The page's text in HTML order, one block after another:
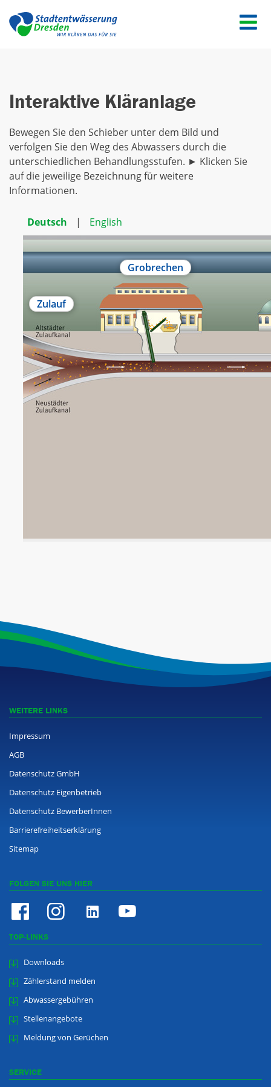
Interaktive Kläranlage
Bewegen Sie den Schieber unter dem Bild und
verfolgen Sie den Weg des Abwassers durch die
unterschiedlichen Behandlungs­stufen. ► Klicken Sie
auf die jeweilige Bezeichnung für weitere
Informationen.
Deutsch | English
WEITERE LINKS
Impressum
AGB
Datenschutz GmbH
Datenschutz Eigenbetrieb
Datenschutz BewerberInnen
Barrierefreiheitserklärung
Sitemap
FOLGEN SIE UNS HIER
TOP-LINKS
Downloads
Zählerstand melden
Abwassergebühren
Stellenangebote
Meldung von Gerüchen
SERVICE